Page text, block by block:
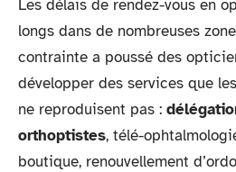
Les délais de rendez-vous en
longs dans de nombreuses
contrainte a poussé des
développer des services que
ne reproduisent pas :
orthoptistes, télé-
boutique, renouvellement